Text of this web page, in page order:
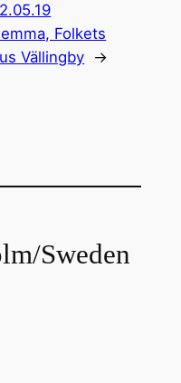
Folkets
Vällingby
→
Sweden